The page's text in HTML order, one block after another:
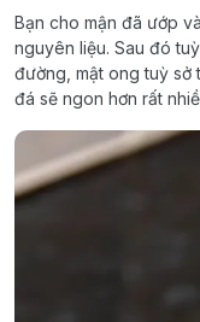
Bạn cho mận đã ướp
nguyên liệu. Sau đó
đường, mật ong tuỳ sở
đá sẽ ngon hơn rất